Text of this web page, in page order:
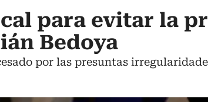
para evitar la
Bedoya
por las presuntas